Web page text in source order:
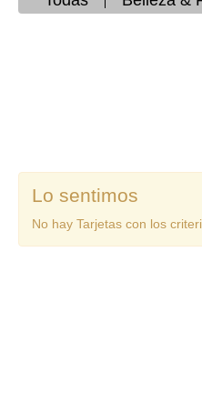
Lo sentimos
No hay Tarjetas con los